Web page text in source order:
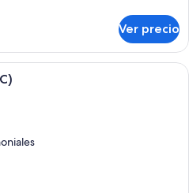
Ver precio
Habitación de hotel con una cama